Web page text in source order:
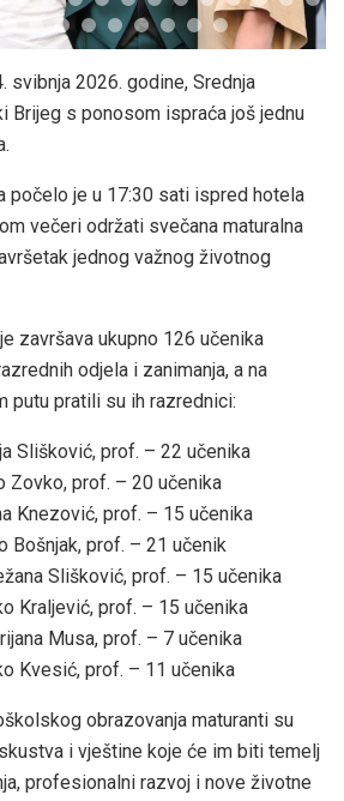
svibnja 2026. godine, Srednja
Brijeg s ponosom ispraća još jednu
počelo je u 17:30 sati ispred hotela
večeri održati svečana maturalna
jednog važnog životnog
završava ukupno 126 učenika
odjela i zanimanja, a na
putu pratili su ih razrednici:
Slišković, prof. – 22 učenika
Zovko, prof. – 20 učenika
Knezović, prof. – 15 učenika
Bošnjak, prof. – 21 učenik
Slišković, prof. – 15 učenika
Kraljević, prof. – 15 učenika
Musa, prof. – 7 učenika
Kvesić, prof. – 11 učenika
obrazovanja maturanti su
i vještine koje će im biti temelj
profesionalni razvoj i nove životne